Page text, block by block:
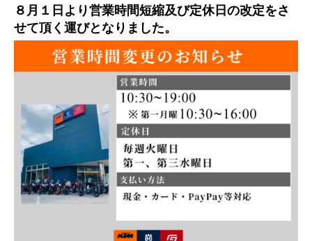
８月１日より営業時間短縮及び定休日の改定をさ
せて頂く運びとなりました。